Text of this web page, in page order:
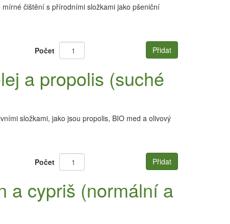
čištění s přírodními složkami jako pšeniční
Počet Přidat
a propolis (suché
složkami, jako jsou propolis, BIO med a olivový
Počet Přidat
a cypriš (normální a